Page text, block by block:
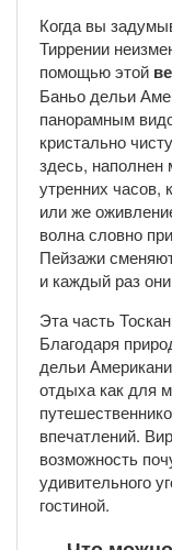
Когда вы
Тиррении
помощью этой
Баньо дельи
панорамным
кристально
здесь, наполнен
утренних часов,
или же
волна словно
Пейзажи
и каждый раз
Эта часть
Благодаря
дельи
отдыха как для
впечатлений.
возможность
удивительного
гостиной.